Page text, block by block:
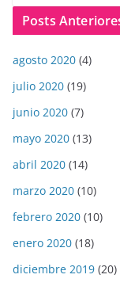
Posts
agosto 2020 (4)
julio 2020 (19)
junio 2020 (7)
mayo 2020 (13)
abril 2020 (14)
marzo 2020 (10)
febrero 2020 (10)
enero 2020 (18)
diciembre 2019 (20)